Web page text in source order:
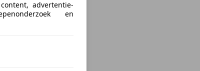
advertentie-
en